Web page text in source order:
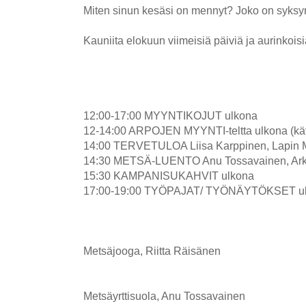
Miten sinun kesäsi on mennyt? Joko on
Kauniita elokuun viimeisiä päiviä ja
12:00-17:00 MYYNTIKOJUT ulkona
12-14:00 ARPOJEN MYYNTI-teltta ulkona
14:00 TERVETULOA Liisa Karppinen, Lapin
14:30 METSÄ-LUENTO Anu Tossavainen,
15:30 KAMPANISUKAHVIT ulkona
17:00-19:00 TYÖPAJAT/ TYÖNÄYTÖKSET
Metsäjooga, Riitta Räisänen
Metsäyrttisuola, Anu Tossavainen